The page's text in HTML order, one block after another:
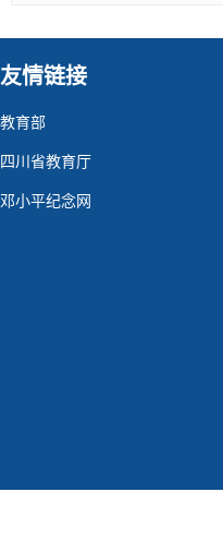
友情链接
教育部
四川省教育厅
邓小平纪念网